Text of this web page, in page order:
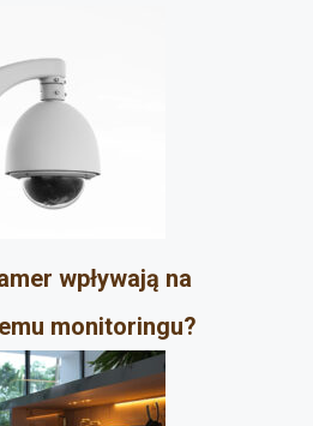
wpływają na
monitoringu?